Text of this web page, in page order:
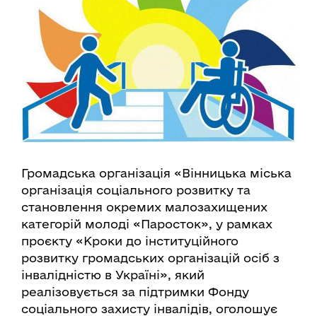
Громадська організація «Вінницька міська
організація соціального розвитку та
становлення окремих малозахищених
категорій молоді «Паросток», у рамках
проєкту «Кроки до інституційного
розвитку громадських організацій осіб з
інвалідністю в Україні», який
реалізовується за підтримки Фонду
соціального захисту інвалідів, оголошує